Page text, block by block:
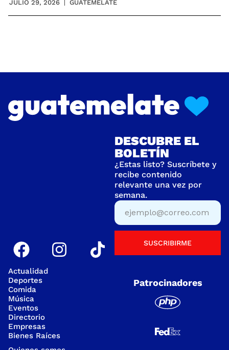
JULIO 29, 2026 GUATEMELATE
Actualidad
Deportes
Comida
Música
Eventos
Directorio
Empresas
Bienes Raíces
DESCUBRE EL
BOLETÍN
¿Estas listo? Suscríbete y
recibe contenido
relevante una vez por
semana.
SUSCRIBIRME
Patrocinadores